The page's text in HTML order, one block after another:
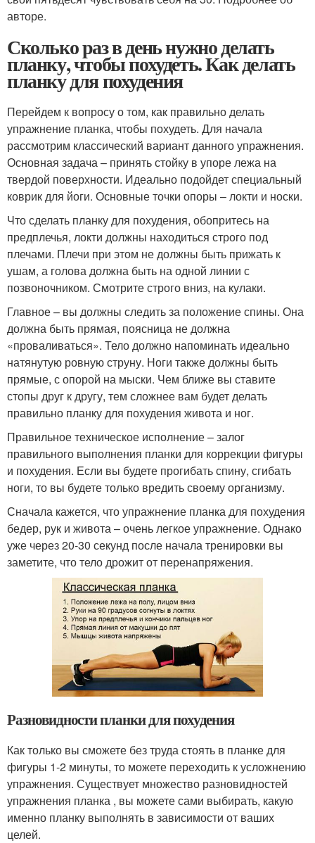
авторе.
Сколько раз в день нужно делать
планку, чтобы похудеть. Как делать
планку для похудения
Перейдем к вопросу о том, как правильно делать
упражнение планка, чтобы похудеть. Для начала
рассмотрим классический вариант данного упражнения.
Основная задача – принять стойку в упоре лежа на
твердой поверхности. Идеально подойдет специальный
коврик для йоги. Основные точки опоры – локти и носки.
Что сделать планку для похудения, обопритесь на
предплечья, локти должны находиться строго под
плечами. Плечи при этом не должны быть прижать к
ушам, а голова должна быть на одной линии с
позвоночником. Смотрите строго вниз, на кулаки.
Главное – вы должны следить за положение спины. Она
должна быть прямая, поясница не должна
«проваливаться». Тело должно напоминать идеально
натянутую ровную струну. Ноги также должны быть
прямые, с опорой на мыски. Чем ближе вы ставите
стопы друг к другу, тем сложнее вам будет делать
правильно планку для похудения живота и ног.
Правильное техническое исполнение – залог
правильного выполнения планки для коррекции фигуры
и похудения. Если вы будете прогибать спину, сгибать
ноги, то вы будете только вредить своему организму.
Сначала кажется, что упражнение планка для похудения
бедер, рук и живота – очень легкое упражнение. Однако
уже через 20-30 секунд после начала тренировки вы
заметите, что тело дрожит от перенапряжения.
Разновидности планки для похудения
Как только вы сможете без труда стоять в планке для
фигуры 1-2 минуты, то можете переходить к усложнению
упражнения. Существует множество разновидностей
упражнения планка , вы можете сами выбирать, какую
именно планку выполнять в зависимости от ваших
целей.